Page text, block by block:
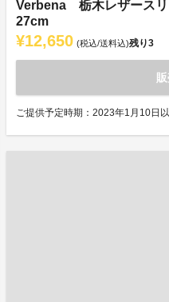
Verbena 栃木レザース
27cm
¥12,650 (税込/送料込)残り3
ご提供予定時期：2023年1月10日